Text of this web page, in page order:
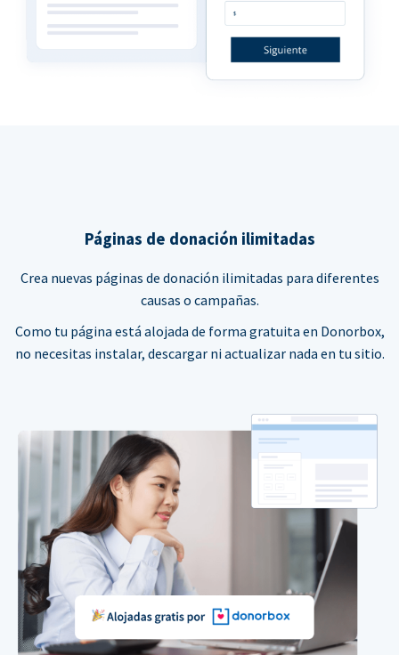
Páginas de donación ilimitadas
Crea nuevas páginas de donación ilimitadas para diferentes
causas o campañas.
Como tu página está alojada de forma gratuita en Donorbox,
no necesitas instalar, descargar ni actualizar nada en tu sitio.